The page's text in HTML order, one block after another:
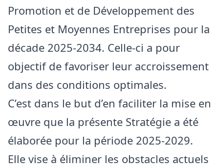
Promotion et de Développement des
Petites et Moyennes Entreprises pour la
décade 2025-2034. Celle-ci a pour
objectif de favoriser leur accroissement
dans des conditions optimales.
C’est dans le but d’en faciliter la mise en
œuvre que la présente Stratégie a été
élaborée pour la période 2025-2029.
Elle vise à éliminer les obstacles actuels